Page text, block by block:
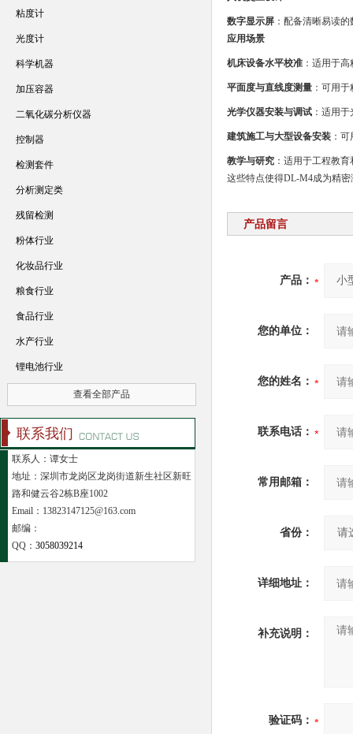
数字显示屏：配备清晰易读的
应用场景
机床设备水平校准：适用于高
平面度与直线度测量：可用于
光学仪器安装与调试：适用于
建筑施工与大型设备安装：可
教学与研究：适用于工程教育
这些特点使得DL-M4成为精
产品留言
产品：
您的单位：
您的姓名：
联系电话：
常用邮箱：
省份：
详细地址：
补充说明：
验证码：
粘度计
光度计
科学机器
加压容器
二氧化碳分析仪器
控制器
检测套件
分析测定类
残留检测
粉体行业
化妆品行业
粮食行业
食品行业
水产行业
锂电池行业
查看全部产品
联系我们
联系人：谭女士
地址：深圳市龙岗区龙岗街道新生社区新旺
路和健云谷2栋B座1002
Email：13823147125@163.com
邮编：
QQ： 3058039214